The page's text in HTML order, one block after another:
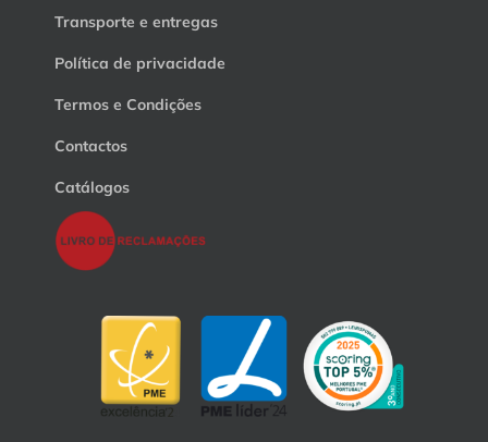
Transporte e entregas
Política de privacidade
Termos e Condições
Contactos
Catálogos